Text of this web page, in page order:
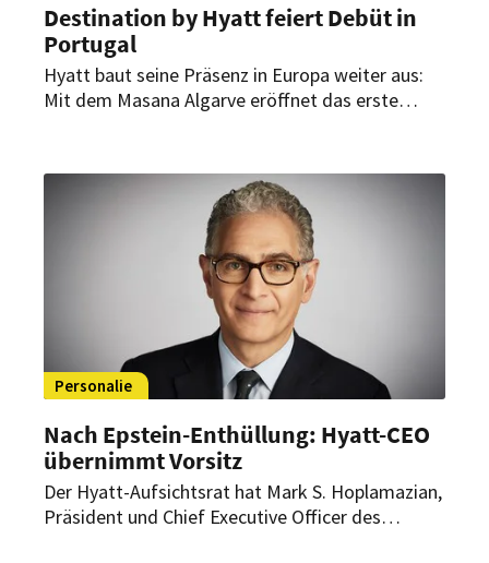
Destination by Hyatt feiert Debüt in
Portugal
Hyatt baut seine Präsenz in Europa weiter aus:
Mit dem Masana Algarve eröffnet das erste
jüngsten Eröffnungen von Hyatt in Lissabon und
Madeira auf. Bis 2027 soll die Zimmeranzahl der
Hyatt-Hotels im Land verdreifacht werden.
Personalie
Nach Epstein-Enthüllung: Hyatt-CEO
übernimmt Vorsitz
Der Hyatt-Aufsichtsrat hat Mark S. Hoplamazian,
Präsident und Chief Executive Officer des